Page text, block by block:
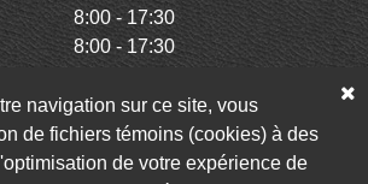
8:00 - 17:30
8:00 - 17:30
Fermé
Twitter Infolettre
navigation sur ce site, vous
de fichiers témoins (cookies) à des
de votre expérience de